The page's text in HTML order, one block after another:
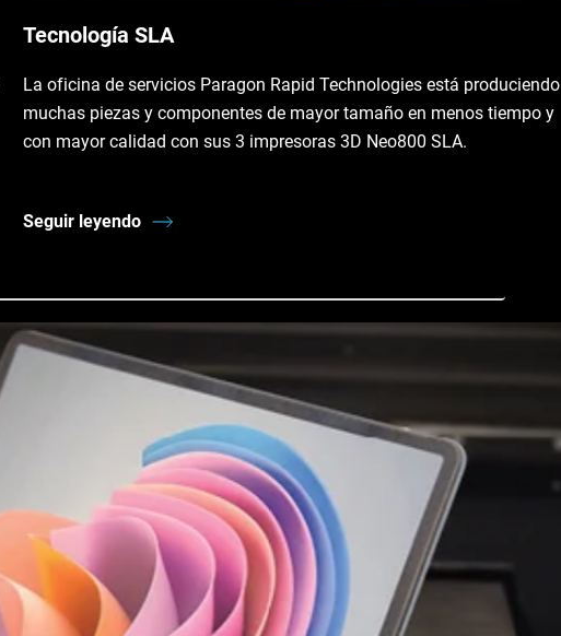
Tecnología SLA
La oficina de servicios Paragon Rapid Technologies está produciendo
muchas piezas y componentes de mayor tamaño en menos tiempo y
con mayor calidad con sus 3 impresoras 3D Neo800 SLA.
Seguir leyendo